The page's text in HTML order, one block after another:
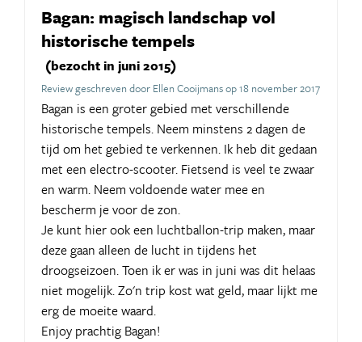
Bagan: magisch landschap vol
historische tempels
(bezocht in juni 2015)
Review geschreven door Ellen Cooijmans op 18 november 2017
Bagan is een groter gebied met verschillende
historische tempels. Neem minstens 2 dagen de
tijd om het gebied te verkennen. Ik heb dit gedaan
met een electro-scooter. Fietsend is veel te zwaar
en warm. Neem voldoende water mee en
bescherm je voor de zon.
Je kunt hier ook een luchtballon-trip maken, maar
deze gaan alleen de lucht in tijdens het
droogseizoen. Toen ik er was in juni was dit helaas
niet mogelijk. Zo'n trip kost wat geld, maar lijkt me
erg de moeite waard.
Enjoy prachtig Bagan!